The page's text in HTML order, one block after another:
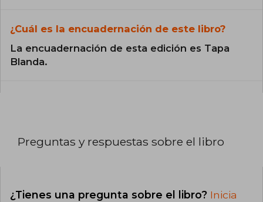
¿Cuál es la encuadernación de este libro?
La encuadernación de esta edición es Tapa
Blanda.
Preguntas y respuestas sobre el libro
¿Tienes una pregunta sobre el libro? Inicia